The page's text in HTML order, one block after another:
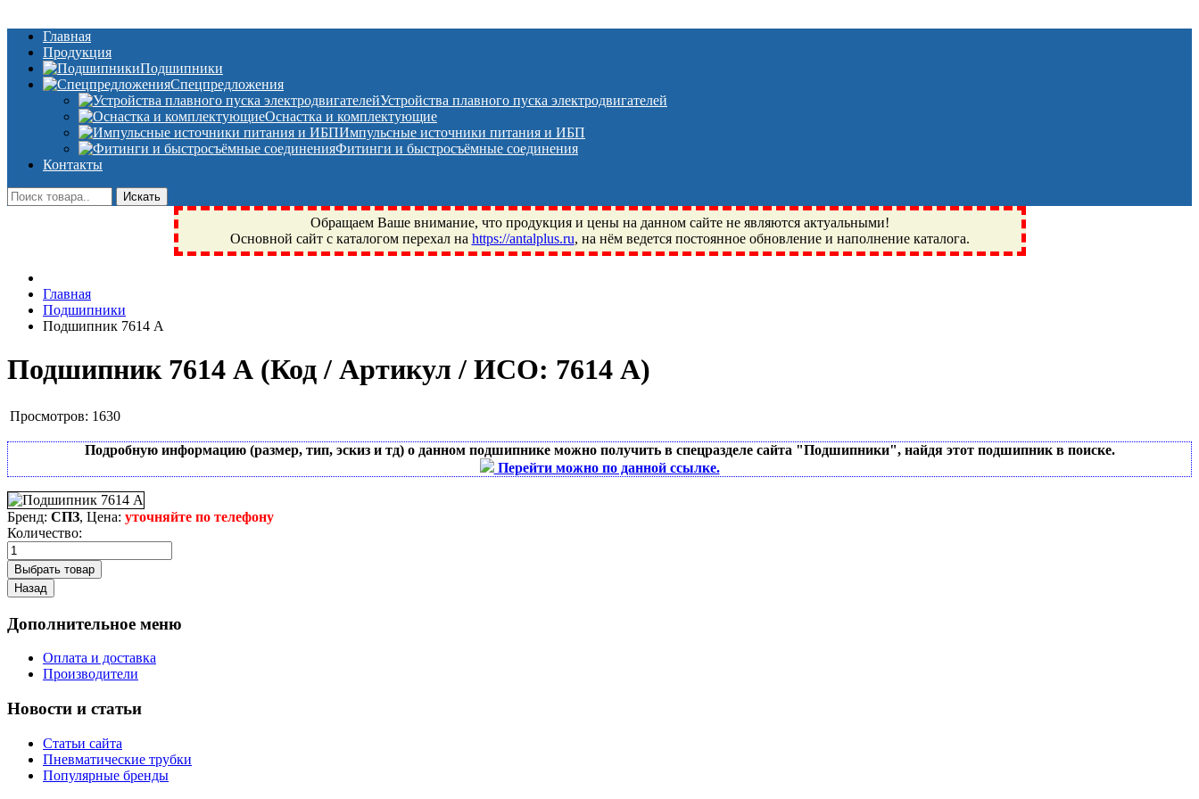
Главная
Продукция
Подшипники
Спецпредложения
Устройства плавного пуска электродвигателей
Оснастка и комплектующие
Импульсные источники питания и ИБП
Фитинги и быстросъёмные соединения
Контакты
Обращаем Ваше внимание, что продукция и цены на данном сайте не являются актуальными!
Основной сайт с каталогом перехал на https://antalplus.ru, на нём ведется постоянное обновление и наполнение каталога.
Фрязино, Антал+, плюс, Свердловский, Загорянский, Юбилейный, Щелково, Москва, Пушкино, Королёв, Балашиха, Фряново, Монино, Ивантеевка, подшипники, пневматика, метизы,
техника, сварочные аппараты, NIS, NSK, JED, KPT, NXZ, ГПЗ, Neutral, WHX, ZWZ, CRAFT, СПЗ-4, NECTECH, KG, LQY, DPI, BSN, SPZ, РФ, BMZ, ХАРП, CX, РОЛТОМ, APZ, FBJ, KYK,
NTN, SKF, купить, заказать
Главная
Подшипники
Подшипник 7614 А
Подшипник 7614 А (Код / Артикул / ИСО: 7614 А)
Просмотров: 1630
Подробную информацию (размер, тип, эскиз и тд) о данном подшипнике можно получить в спецразделе сайта "Подшипники", найдя этот подшипник в поиске.
Перейти можно по данной ссылке.
Бренд: СПЗ, Цена: уточняйте по телефону
Количество:
Дополнительное меню
Оплата и доставка
Производители
Новости и статьи
Статьи сайта
Пневматические трубки
Популярные бренды